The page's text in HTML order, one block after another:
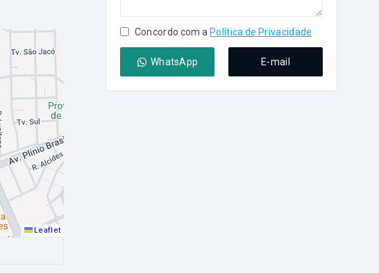
Leaflet
Concordo com a Política de Privacidade
WhatsApp E-mail